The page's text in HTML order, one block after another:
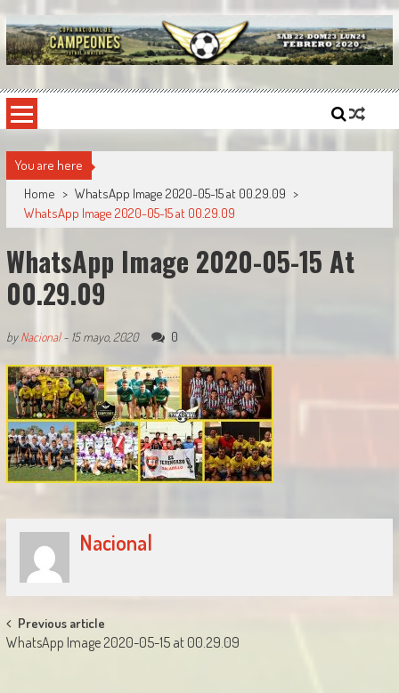
to
content
Copa Nacional de Campeones
You are here
Home > WhatsApp Image 2020-05-15 at 00.29.09 >
WhatsApp Image 2020-05-15 at 00.29.09
WhatsApp Image 2020-05-15 At
00.29.09
byNacional- 15 mayo, 2020 0
Nacional
Post
navigation
Previous article
WhatsApp Image 2020-05-15 at 00.29.09